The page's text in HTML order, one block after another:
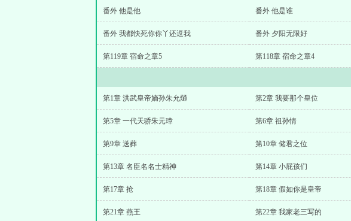
番外 他是他 番外 他是谁
番外 我都快死你你丫还逗我 番外 夕阳无限好
第119章 宿命之章5 第118章 宿命之章4
第1章 洪武皇帝嫡孙朱允熥 第2章 我要那个皇位
第5章 一代天骄朱元璋 第6章 祖孙情
第9章 送葬 第10章 储君之位
第13章 名臣名名士精神 第14章 小屁孩们
第17章 抢 第18章 假如你是皇帝
第21章 燕王 第22章 我家老三写的